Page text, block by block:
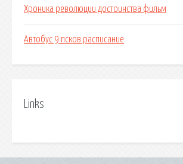
Хроника революции достоинства фильм
Автобус 9 псков расписание
Links